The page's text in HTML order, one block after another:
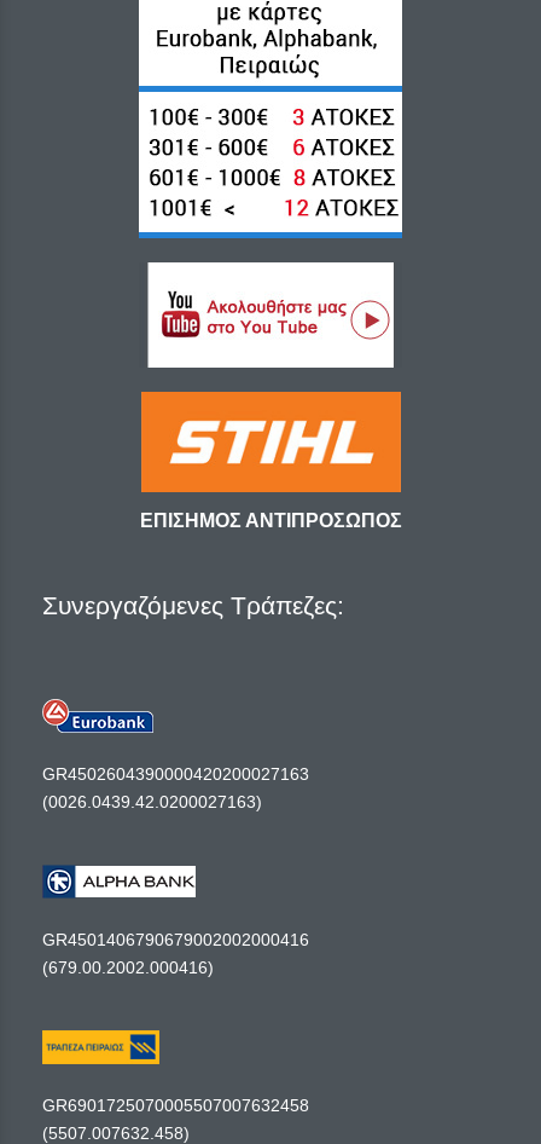
ΕΠΙΣΗΜΟΣ ΑΝΤΙΠΡΟΣΩΠΟΣ
Συνεργαζόμενες Τράπεζες:
GR4502604390000420200027163
(0026.0439.42.0200027163)
GR4501406790679002002000416
(679.00.2002.000416)
GR6901725070005507007632458
(5507.007632.458)